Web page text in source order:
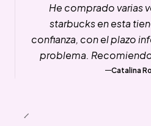
He comprado varias
starbucks en esta
confianza, con el plazo
problema.
Catalina